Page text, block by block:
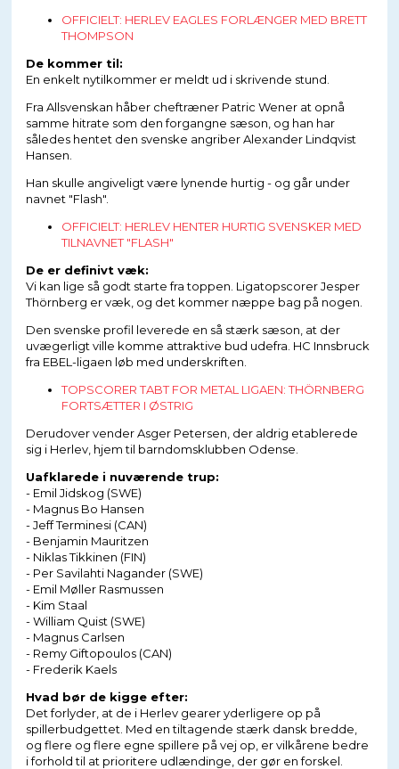
OFFICIELT: HERLEV EAGLES FORLÆNGER MED BRETT
THOMPSON
De kommer til:
En enkelt nytilkommer er meldt ud i skrivende stund.
Fra Allsvenskan håber cheftræner Patric Wener at opnå
samme hitrate som den forgangne sæson, og han har
således hentet den svenske angriber Alexander Lindqvist
Hansen.
Han skulle angiveligt være lynende hurtig - og går under
navnet "Flash".
OFFICIELT: HERLEV HENTER HURTIG SVENSKER MED
TILNAVNET "FLASH"
De er definivt væk:
Vi kan lige så godt starte fra toppen. Ligatopscorer Jesper
Thörnberg er væk, og det kommer næppe bag på nogen.
Den svenske profil leverede en så stærk sæson, at der
uvægerligt ville komme attraktive bud udefra. HC Innsbruck
fra EBEL-ligaen løb med underskriften.
TOPSCORER TABT FOR METAL LIGAEN: THÖRNBERG
FORTSÆTTER I ØSTRIG
Derudover vender Asger Petersen, der aldrig etablerede
sig i Herlev, hjem til barndomsklubben Odense.
Uafklarede i nuværende trup:
- Emil Jidskog (SWE)
- Magnus Bo Hansen
- Jeff Terminesi (CAN)
- Benjamin Mauritzen
- Niklas Tikkinen (FIN)
- Per Savilahti Nagander (SWE)
- Emil Møller Rasmussen
- Kim Staal
- William Quist (SWE)
- Magnus Carlsen
- Remy Giftopoulos (CAN)
- Frederik Kaels
Hvad bør de kigge efter:
Det forlyder, at de i Herlev gearer yderligere op på
spillerbudgettet. Med en tiltagende stærk dansk bredde,
og flere og flere egne spillere på vej op, er vilkårene bedre
i forhold til at prioritere udlændinge, der gør en forskel.